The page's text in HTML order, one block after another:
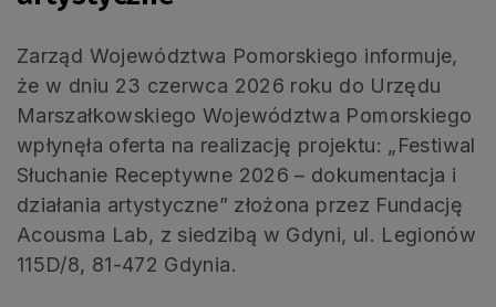
Zarząd Województwa Pomorskiego informuje,
że w dniu 23 czerwca 2026 roku do Urzędu
Marszałkowskiego Województwa Pomorskiego
wpłynęła oferta na realizację projektu: „Festiwal
Słuchanie Receptywne 2026 – dokumentacja i
działania artystyczne” złożona przez Fundację
Acousma Lab, z siedzibą w Gdyni, ul. Legionów
115D/8, 81-472 Gdynia.